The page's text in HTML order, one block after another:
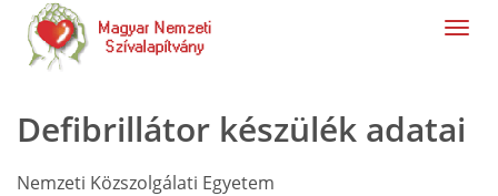
Defibrillátor készülék adatai
Nemzeti Közszolgálati Egyetem